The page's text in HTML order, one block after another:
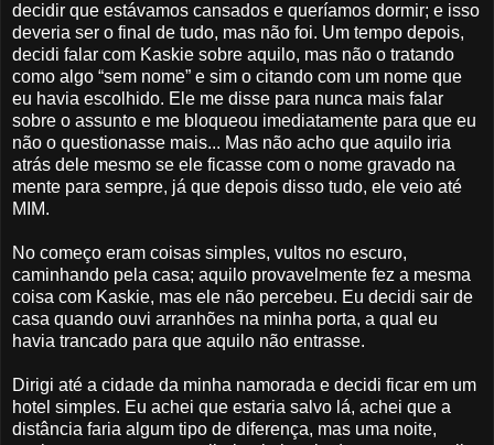
decidir que estávamos cansados e queríamos dormir; e isso
deveria ser o final de tudo, mas não foi. Um tempo depois,
decidi falar com Kaskie sobre aquilo, mas não o tratando
como algo “sem nome” e sim o citando com um nome que
eu havia escolhido. Ele me disse para nunca mais falar
sobre o assunto e me bloqueou imediatamente para que eu
não o questionasse mais... Mas não acho que aquilo iria
atrás dele mesmo se ele ficasse com o nome gravado na
mente para sempre, já que depois disso tudo, ele veio até
MIM.
No começo eram coisas simples, vultos no escuro,
caminhando pela casa; aquilo provavelmente fez a mesma
coisa com Kaskie, mas ele não percebeu. Eu decidi sair de
casa quando ouvi arranhões na minha porta, a qual eu
havia trancado para que aquilo não entrasse.
Dirigi até a cidade da minha namorada e decidi ficar em um
hotel simples. Eu achei que estaria salvo lá, achei que a
distância faria algum tipo de diferença, mas uma noite,